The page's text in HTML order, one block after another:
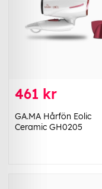
461 kr
GA.MA Hårfön Eolic
Ceramic GH0205